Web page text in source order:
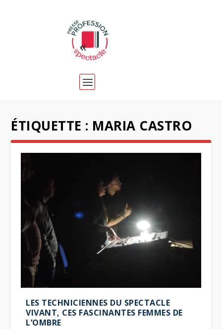
ÉTIQUETTE : MARIA CASTRO
LES TECHNICIENNES DU SPECTACLE
VIVANT, CES FASCINANTES FEMMES DE
L’OMBRE